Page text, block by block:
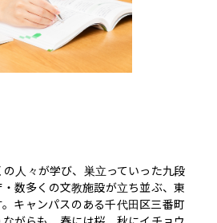
人々が学び、巣立っていった九段
数多くの文教施設が立ち並ぶ、東
キャンパスのある千代田区三番町